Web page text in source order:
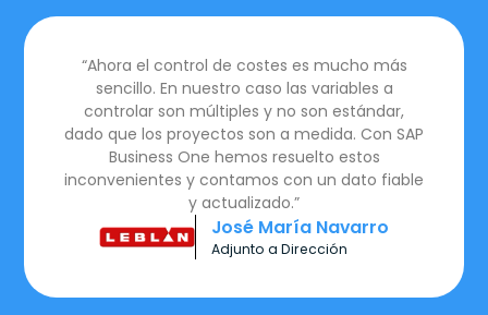
“Ahora el control de costes es mucho más
sencillo. En nuestro caso las variables a
controlar son múltiples y no son estándar,
dado que los proyectos son a medida. Con SAP
Business One hemos resuelto estos
inconvenientes y contamos con un dato fiable
y actualizado.”
José María Navarro
Adjunto a Dirección